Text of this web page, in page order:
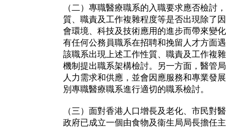
（二）專職醫療職系的入職要求應否檢討
質、職責及工作複雜程度等是否出現除了
會環境、科技及技術應用的進步而帶來變
有任何公務員職系在招聘和挽留人才方面
該職系出現上述工作性質、職責及工作複
機制提出職系架構檢討。另一方面，醫管
人力需求和供應，並會因應服務和專業發
別專職醫療職系進行適切的職系檢討。
（三）面對香港人口增長及老化、市民對
政府已成立一個由食物及衞生局局長擔任